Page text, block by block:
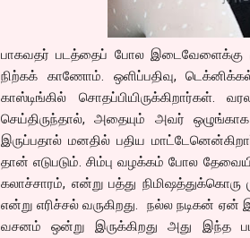
பாகவதர் படத்தைப் போல இடைவேளைக்கு
நிற்கக் காணோம். ஒளிப்பதிவு,
காஸ்டிங்கில்
செய்திருந்தால், அதையும் அவர்
இருப்பதால் மனதில் பதிய
தான் எடுபடும். சிம்பு வழக்கம் போல
கலாச்சாரம், என்று பத்து
என்று எரிச்சல் வருகிறது. நல்ல நடிகன் ஏன்
வசனம் ஒன்று இருக்கிறது அது இந்த